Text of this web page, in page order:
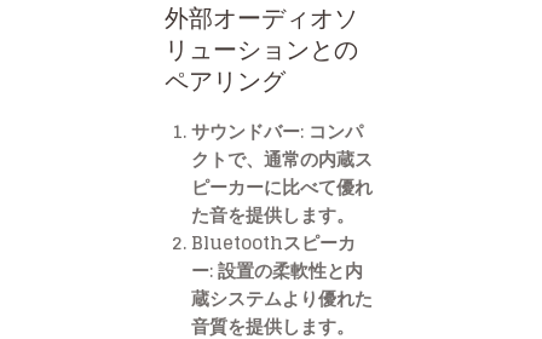
外部オーディオソ
リューションとの
ペアリング
サウンドバー: コンパ
クトで、通常の内蔵ス
ピーカーに比べて優れ
た音を提供します。
Bluetoothスピーカ
ー: 設置の柔軟性と内
蔵システムより優れた
音質を提供します。